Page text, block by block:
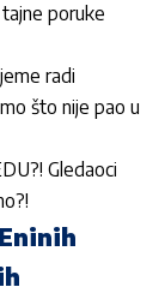
poruke
radi
što nije pao u
Gledaoci